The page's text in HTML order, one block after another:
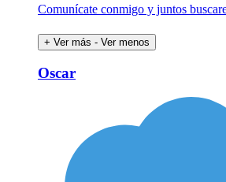
Comunícate conmigo y juntos
+ Ver más - Ver menos
Oscar